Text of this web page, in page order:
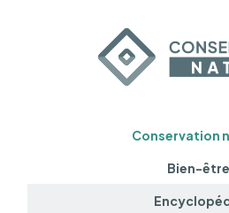
Conservation
Bien-être